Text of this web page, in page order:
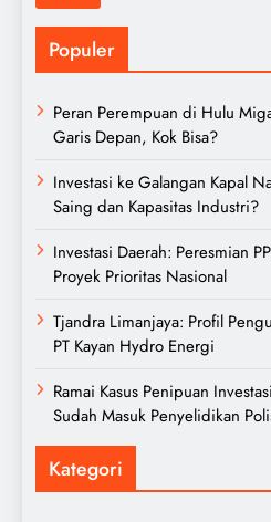
Populer
Peran Perempuan di Hulu
Garis Depan, Kok Bisa?
Investasi ke Galangan Kapal
Saing dan Kapasitas Industri?
Investasi Daerah: Peresmian
Proyek Prioritas Nasional
Tjandra Limanjaya: Profil
PT Kayan Hydro Energi
Ramai Kasus Penipuan
Sudah Masuk Penyelidikan
Kategori